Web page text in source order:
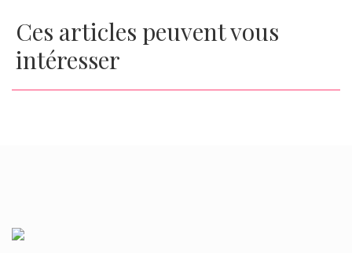
Ces articles peuvent vous
intéresser